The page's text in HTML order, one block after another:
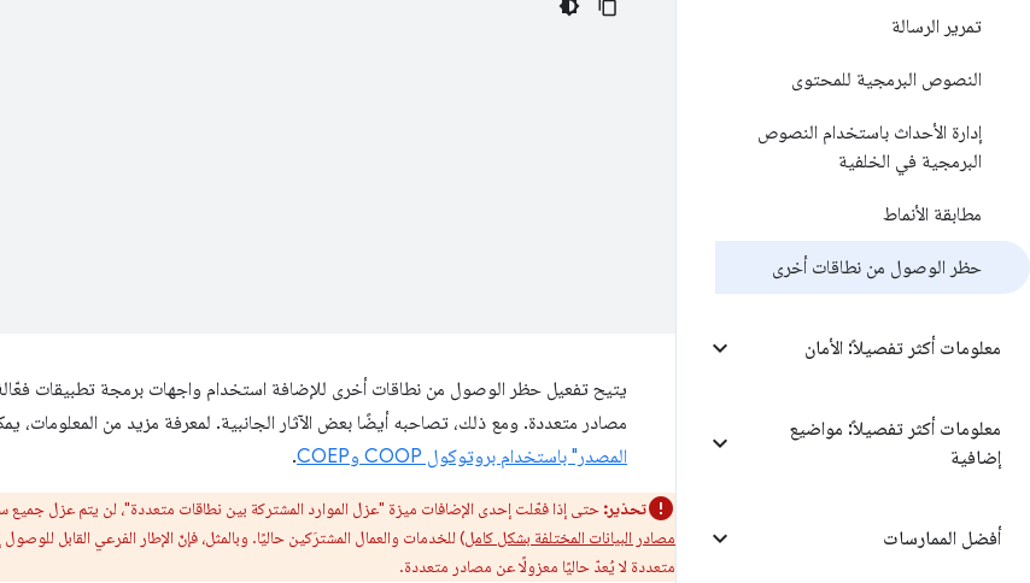
تمرير الرسالة
النصوص البرمجية للمحتوى
إدارة الأحداث باستخدام النصوص
البرمجية في الخلفية
مطابقة الأنماط
حظر الوصول من نطاقات أخرى
معلومات أكثر تفصيلاً: الأمان
معلومات أكثر تفصيلاً: مواضيع
إضافية
أفضل الممارسات
مصادر متعددة. ومع ذلك، تصاحبه أيضًا بعض الآثار الجانبية. لمعرفة مزيد من المعلومات،
المصدر" باستخدام بروتوكول COOP وCOEP
.
تحذير: حتى إذا فعّلت إحدى الإضافات ميزة "عزل الموارد المشتركة بين نطاقات متعددة"، لن يتم عزل جميع
مصادر البيانات المختلفة بشكل كامل) للخدمات والعمال المشترَكين حاليًا. وبالمثل، فإنّ الإطار الفرعي القابل
متعددة لا يُعدّ حاليًا معزولًا عن مصادر متعددة.